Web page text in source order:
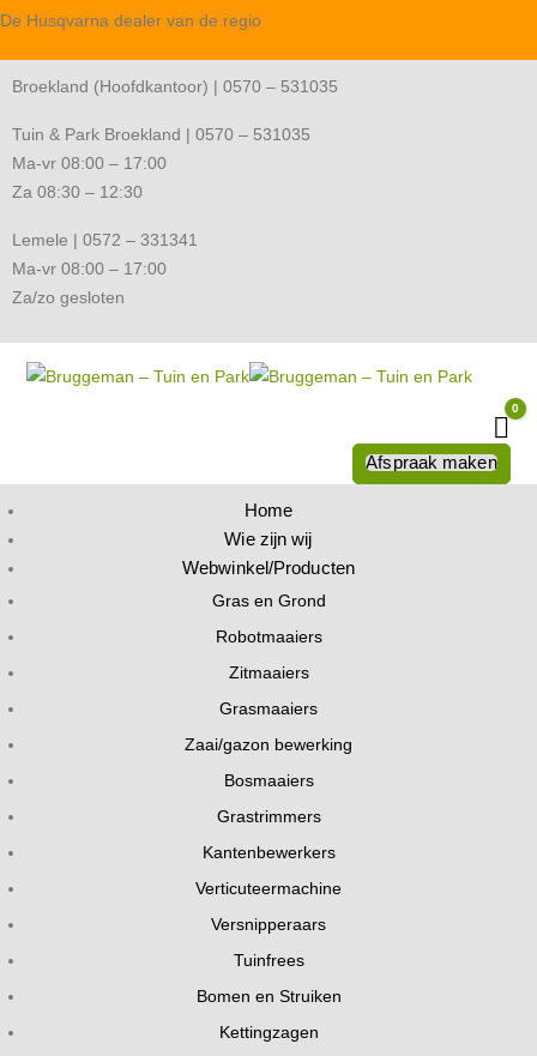
De Husqvarna dealer van de regio
Broekland (Hoofdkantoor) | 0570 – 531035
Tuin & Park Broekland | 0570 – 531035
Ma-vr 08:00 – 17:00
Za 08:30 – 12:30
Lemele | 0572 – 331341
Ma-vr 08:00 – 17:00
Za/zo gesloten
0
Afspraak maken
Home
Wie zijn wij
Webwinkel/Producten
Gras en Grond
Robotmaaiers
Zitmaaiers
Grasmaaiers
Zaai/gazon bewerking
Bosmaaiers
Grastrimmers
Kantenbewerkers
Verticuteermachine
Versnipperaars
Tuinfrees
Bomen en Struiken
Kettingzagen